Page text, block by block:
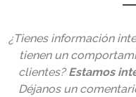
¿Tienes información
tienen un
clientes?Estamos
Déjanos un